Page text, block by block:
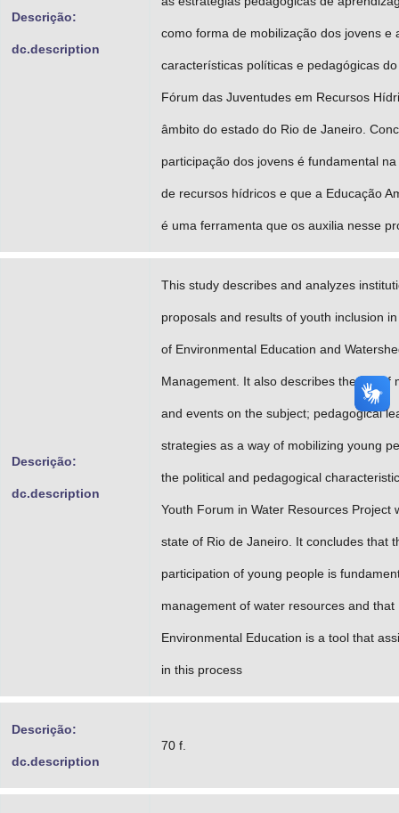
Descrição:
dc.description
como forma de mobilização dos jovens e
características políticas e pedagógicas
Fórum das Juventudes em Recursos
âmbito do estado do Rio de Janeiro.
participação dos jovens é fundamental
de recursos hídricos e que a Educação
é uma ferramenta que os auxilia nesse
Descrição:
dc.description
This study describes and analyzes
proposals and results of youth inclusion
of Environmental Education and
Management. It also describes the set of
and events on the subject; pedagogical
strategies as a way of mobilizing young
the political and pedagogical
Youth Forum in Water Resources Project
state of Rio de Janeiro. It concludes that
participation of young people is
management of water resources and that
Environmental Education is a tool that
in this process
Descrição:
dc.description
70 f.